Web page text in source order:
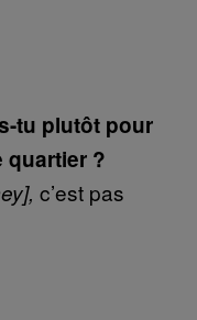
tu plutôt pour
quartier ?
c’est pas